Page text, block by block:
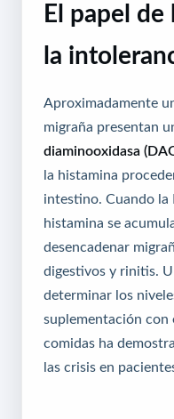
El papel
la
Aproximadamente
migraña presentan
diaminooxidasa
la histamina
intestino. Cuando la
histamina se
desencadenar
digestivos y rinitis.
determinar los
suplementación con
comidas ha
las crisis en